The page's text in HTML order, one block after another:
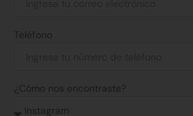
Teléfono
¿Cómo nos encontraste?